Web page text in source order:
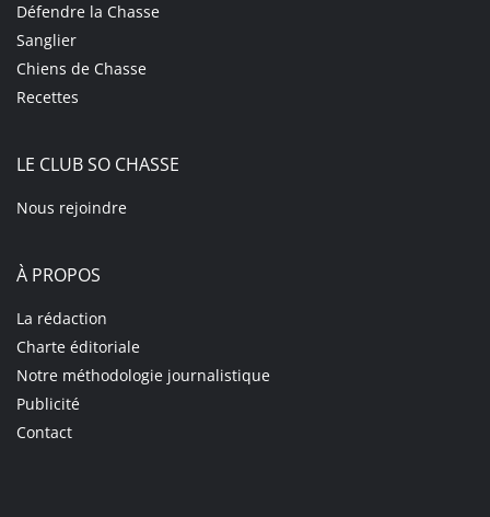
Défendre la Chasse
Sanglier
Chiens de Chasse
Recettes
LE CLUB SO CHASSE
Nous rejoindre
À PROPOS
La rédaction
Charte éditoriale
Notre méthodologie journalistique
Publicité
Contact